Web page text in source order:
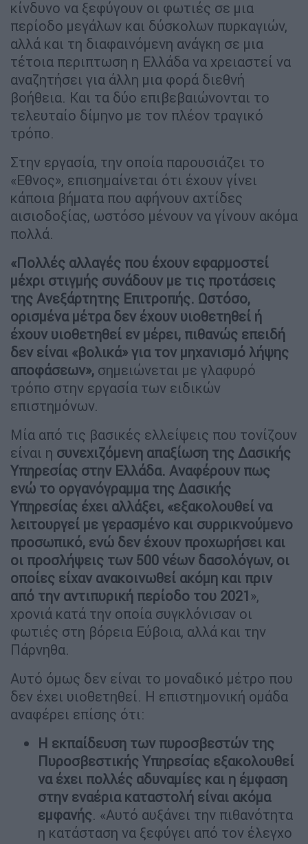
κίνδυνο να ξεφύγουν οι φωτιές σε μια
περίοδο μεγάλων και δύσκολων πυρκαγιών,
αλλά και τη διαφαινόμενη ανάγκη σε μια
τέτοια περιπτωση η Ελλάδα να χρειαστεί να
αναζητήσει για άλλη μια φορά διεθνή
βοήθεια. Και τα δύο επιβεβαιώνονται το
τελευταίο δίμηνο με τον πλέον τραγικό
τρόπο.
Στην εργασία, την οποία παρουσιάζει το
«Εθνος», επισημαίνεται ότι έχουν γίνει
κάποια βήματα που αφήνουν αχτίδες
αισιοδοξίας, ωστόσο μένουν να γίνουν ακόμα
πολλά.
«Πολλές αλλαγές που έχουν εφαρμοστεί
μέχρι στιγμής συνάδουν με τις προτάσεις
της Ανεξάρτητης Επιτροπής. Ωστόσο,
ορισμένα μέτρα δεν έχουν υιοθετηθεί ή
έχουν υιοθετηθεί εν μέρει, πιθανώς επειδή
δεν είναι «βολικά» για τον μηχανισμό λήψης
αποφάσεων», σημειώνεται με γλαφυρό
τρόπο στην εργασία των ειδικών
επιστημόνων.
Μία από τις βασικές ελλείψεις που τονίζουν
είναι η συνεχιζόμενη απαξίωση της Δασικής
Υπηρεσίας στην Ελλάδα. Αναφέρουν πως
ενώ το οργανόγραμμα της Δασικής
Υπηρεσίας έχει αλλάξει, «εξακολουθεί να
λειτουργεί με γερασμένο και συρρικνούμενο
προσωπικό, ενώ δεν έχουν προχωρήσει και
οι προσλήψεις των 500 νέων δασολόγων, οι
οποίες είχαν ανακοινωθεί ακόμη και πριν
από την αντιπυρική περίοδο του 2021»,
χρονιά κατά την οποία συγκλόνισαν οι
φωτιές στη βόρεια Εύβοια, αλλά και την
Πάρνηθα.
Αυτό όμως δεν είναι το μοναδικό μέτρο που
δεν έχει υιοθετηθεί. Η επιστημονική ομάδα
αναφέρει επίσης ότι:
Η εκπαίδευση των πυροσβεστών της
Πυροσβεστικής Υπηρεσίας εξακολουθεί
να έχει πολλές αδυναμίες και η έμφαση
στην εναέρια καταστολή είναι ακόμα
εμφανής. «Αυτό αυξάνει την πιθανότητα
η κατάσταση να ξεφύγει από τον έλεγχο